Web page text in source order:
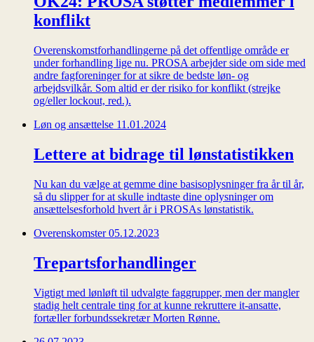
konflikt
Overenskomstforhandlingerne på det offentlige område er
under forhandling lige nu. PROSA arbejder side om side med
andre fagforeninger for at sikre de bedste løn- og
arbejdsvilkår. Som altid er der risiko for konflikt (strejke
og/eller lockout, red.).
Løn og ansættelse 11.01.2024
Lettere at bidrage til lønstatistikken
Nu kan du vælge at gemme dine basisoplysninger fra år til år,
så du slipper for at skulle indtaste dine oplysninger om
ansættelsesforhold hvert år i PROSAs lønstatistik.
Overenskomster 05.12.2023
Trepartsforhandlinger
Vigtigt med lønløft til udvalgte faggrupper, men der mangler
stadig helt centrale ting for at kunne rekruttere it-ansatte,
fortæller forbundssekretær Morten Rønne.